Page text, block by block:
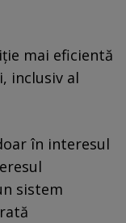
mai eficientă
inclusiv al
în interesul
sistem